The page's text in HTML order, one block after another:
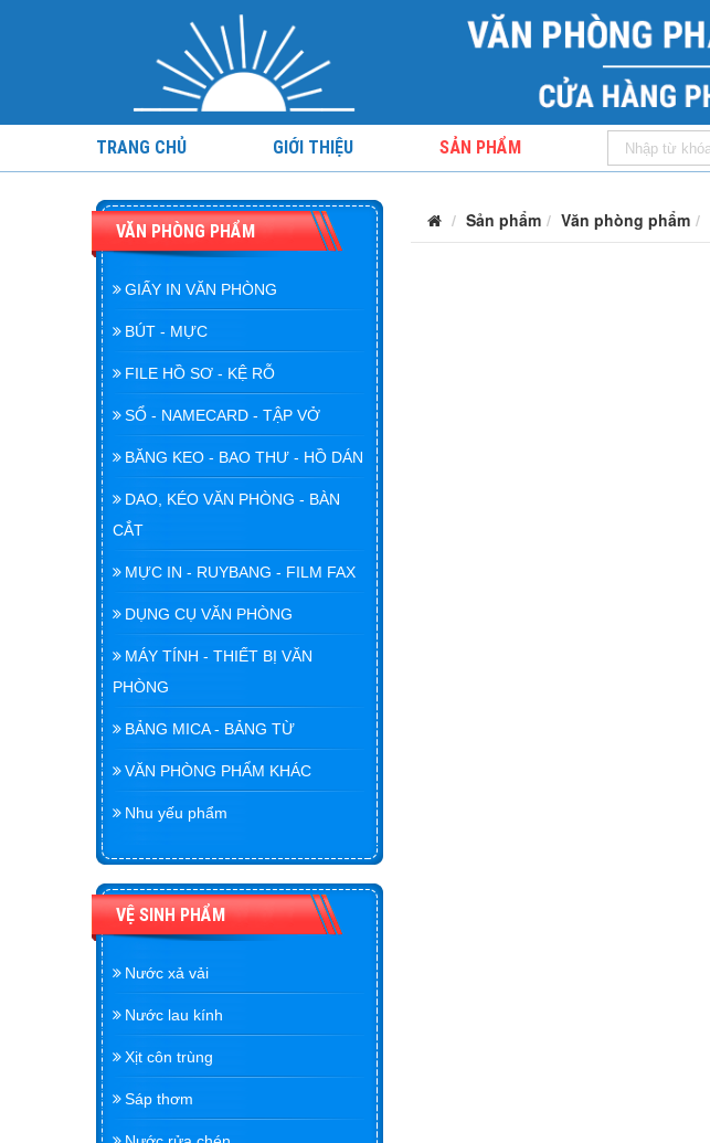
TRANG CHỦ GIỚI THIỆU SẢN PHẨM
VĂN PHÒNG PHẨM
GIẤY IN VĂN PHÒNG
BÚT - MỰC
FILE HỒ SƠ - KỆ RỖ
SỔ - NAMECARD - TẬP VỞ
BĂNG KEO - BAO THƯ - HỒ DÁN
DAO, KÉO VĂN PHÒNG - BÀN
CẮT
MỰC IN - RUYBANG - FILM FAX
DỤNG CỤ VĂN PHÒNG
MÁY TÍNH - THIẾT BỊ VĂN
PHÒNG
BẢNG MICA - BẢNG TỪ
VĂN PHÒNG PHẨM KHÁC
Nhu yếu phẩm
VỆ SINH PHẨM
Nước xả vải
Nước lau kính
Xịt côn trùng
Sáp thơm
Sản phẩm Văn phòng phẩm